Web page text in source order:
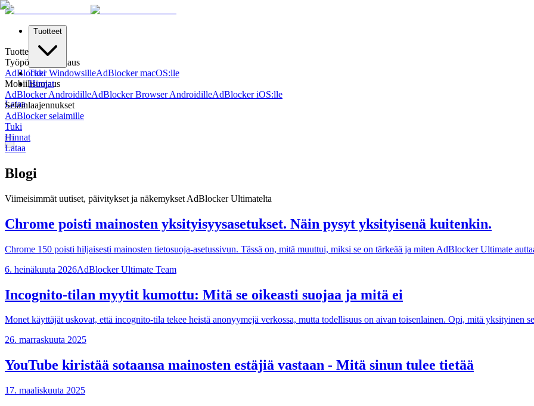
Tuotteet
Tuki
Hinnat
Lataa
Tuotteet
Työpöydän Suojaus
AdBlocker WindowsilleAdBlocker macOS:lle
Mobiilisuojaus
AdBlocker AndroidilleAdBlocker Browser AndroidilleAdBlocker iOS:lle
Selainlaajennukset
AdBlocker selaimille
Tuki
Hinnat
Lataa
Blogi
Viimeisimmät uutiset, päivitykset ja näkemykset AdBlocker Ultimatelta
Chrome poisti mainosten yksityisyysasetukset. Näin pysyt yksityisenä kuitenkin.
Chrome 150 poisti hiljaisesti mainosten tietosuoja-asetussivun. Tässä on, mitä muuttui, miksi se on tärkeää ja miten AdBlocker Ultimate
6. heinäkuuta 2026AdBlocker Ultimate Team
Incognito-tilan myytit kumottu: Mitä se oikeasti suojaa ja mitä ei
Monet käyttäjät uskovat, että incognito-tila tekee heistä anonyymejä verkossa, mutta todellisuus on aivan toisenlainen. Opi, mitä yksityinen
26. marraskuuta 2025
YouTube kiristää sotaansa mainosten estäjiä vastaan - Mitä sinun tulee tietää
17. maaliskuuta 2025